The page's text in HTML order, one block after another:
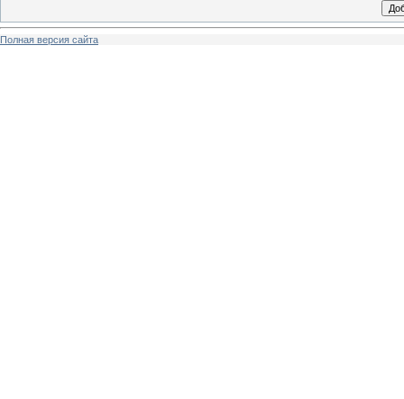
Полная версия сайта